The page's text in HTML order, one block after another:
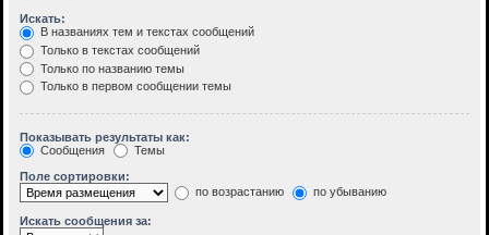
Искать:
В названиях тем и текстах сообщений
Только в текстах сообщений
Только по названию темы
Только в первом сообщении темы
Показывать результаты как:
Сообщения
Темы
Поле сортировки:
по возрастанию
по убыванию
Искать сообщения за: